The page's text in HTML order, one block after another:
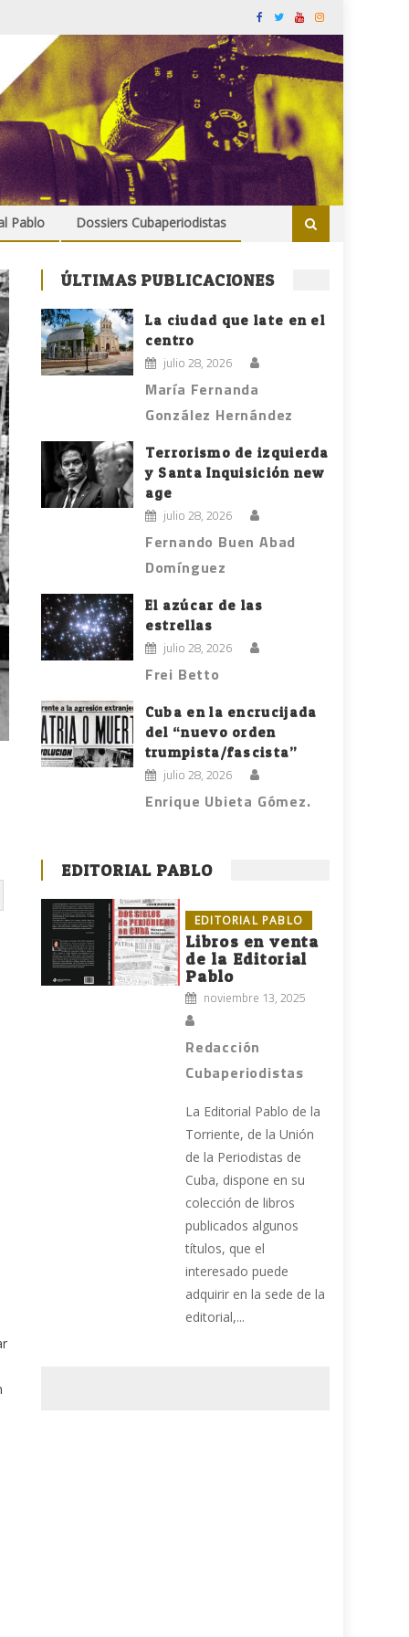
Pablo Dossiers Cubaperiodistas
ÚLTIMAS PUBLICACIONES
La ciudad que late en el
centro
julio 28, 2026
María Fernanda
González Hernández
Terrorismo de izquierda
y Santa Inquisición new
age
julio 28, 2026
Fernando Buen Abad
Domínguez
El azúcar de las
estrellas
julio 28, 2026
Frei Betto
Cuba en la encrucijada
del “nuevo orden
trumpista/fascista”
julio 28, 2026
Enrique Ubieta Gómez.
EDITORIAL PABLO
EDITORIAL PABLO
Libros en venta
de la Editorial
Pablo
noviembre 13, 2025
Redacción
Cubaperiodistas
La Editorial Pablo de la
Torriente, de la Unión
de la Periodistas de
Cuba, dispone en su
colección de libros
publicados algunos
títulos, que el
interesado puede
adquirir en la sede de la
editorial,...